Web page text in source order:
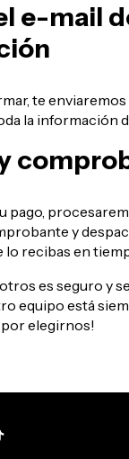
e-mail
te
la información
pago,
y
recibas en
es seguro y
equipo está
por elegirnos!